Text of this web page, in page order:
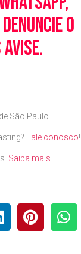
o
São Paulo.
Fale conosco!
Saiba mais